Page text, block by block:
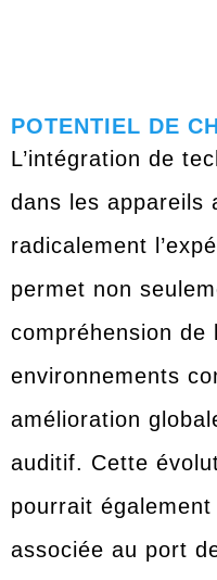
POTENTIEL DE
L’intégration de
dans les appareils
radicalement
permet non
compréhension de
environnements
amélioration
auditif. Cette
pourrait
associée au port